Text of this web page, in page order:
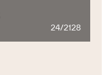
24/2128